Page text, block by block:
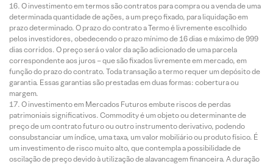
O investimento em termos são contratos para compra ou a venda de uma
determinada quantidade de ações, a um preço fixado, para liquidação em
prazo determinado. O prazo do contrato a Termo é livremente escolhido
pelos investidores, obedecendo o prazo mínimo de 16 dias e máximo de 999
dias corridos. O preço será o valor da ação adicionado de uma parcela
correspondente aos juros – que são fixados livremente em mercado, em
função do prazo do contrato. Toda transação a termo requer um depósito de
garantia. Essas garantias são prestadas em duas formas: cobertura ou
margem.
O investimento em Mercados Futuros embute riscos de perdas
patrimoniais significativos. Commodity é um objeto ou determinante de
preço de um contrato futuro ou outro instrumento derivativo, podendo
consubstanciar um índice, uma taxa, um valor mobiliário ou produto físico. É
um investimento de risco muito alto, que contempla a possibilidade de
oscilação de preço devido à utilização de alavancagem financeira. A duração